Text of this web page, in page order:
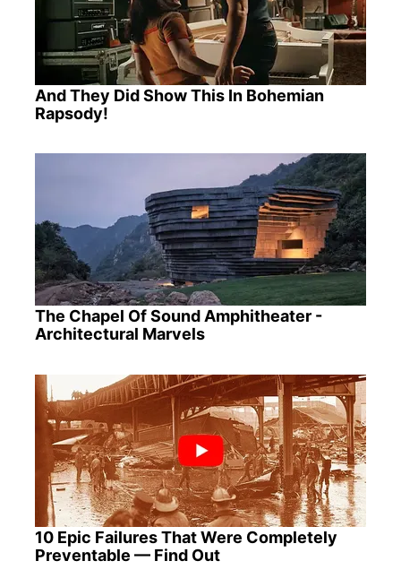
And They Did Show This In Bohemian
Rapsody!
The Chapel Of Sound Amphitheater -
Architectural Marvels
10 Epic Failures That Were Completely
Preventable — Find Out